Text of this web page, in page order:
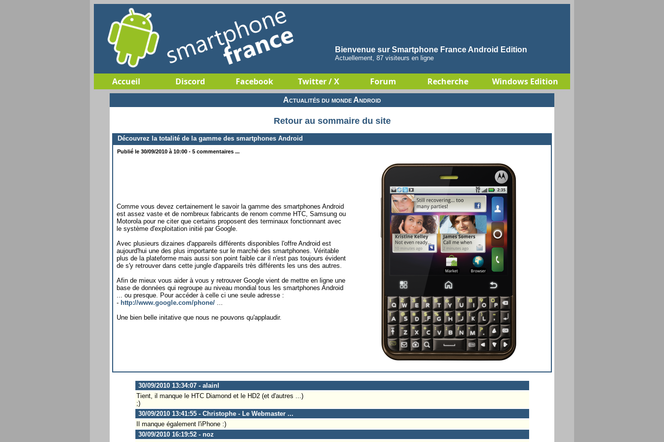
Bienvenue sur Smartphone France Android Edition
Actuellement, 87 visiteurs en ligne
Accueil Discord Facebook Twitter / X Forum Recherche Windows Edition
Actualités du monde Android
Retour au sommaire du site
Découvrez la totalité de la gamme des smartphones Android
Publié le 30/09/2010 à 10:00 - 5 commentaires ...
Comme vous devez certainement le savoir la gamme des smartphones Android
est assez vaste et de nombreux fabricants de renom comme HTC, Samsung ou
Motorola pour ne citer que certains proposent des terminaux fonctionnant avec
le système d'exploitation initié par Google.
Avec plusieurs dizaines d'appareils différents disponibles l'offre Android est
aujourd'hui une des plus importante sur le marché des smartphones. Véritable
plus de la plateforme mais aussi son point faible car il n'est pas toujours évident
de s'y retrouver dans cette jungle d'appareils très différents les uns des autres.
Afin de mieux vous aider à vous y retrouver Google vient de mettre en ligne une
base de données qui regroupe au niveau mondial tous les smartphones Android
... ou presque. Pour accéder à celle ci une seule adresse :
- http://www.google.com/phone/
Une bien belle initative que nous ne pouvons qu'applaudir.
30/09/2010 13:34:07 - alainl
Tient, il manque le HTC Diamond et le HD2 (et d'autres ...)
;)
30/09/2010 13:41:55 - Christophe - Le Webmaster ...
Il manque également l'iPhone :)
30/09/2010 16:19:52 - noz